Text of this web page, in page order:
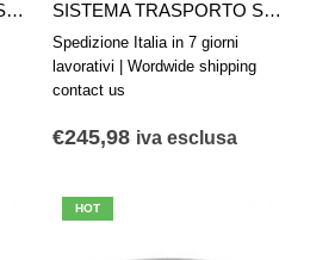
SISTEMA TRASPORTO SENZA CONTATTO AVENTICS SERIE NCT-PK R412014867 SISTEMA TRASPORTO SENZA CONTATTO AVENTICS SERIE NCT-PK R412014866
Spedizione Italia in 7 giorni
lavorativi | Wordwide shipping
contact us
€245,98 iva esclusa
HOT